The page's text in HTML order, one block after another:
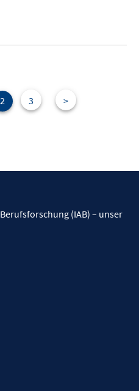
2 3 >
(IAB) – unser